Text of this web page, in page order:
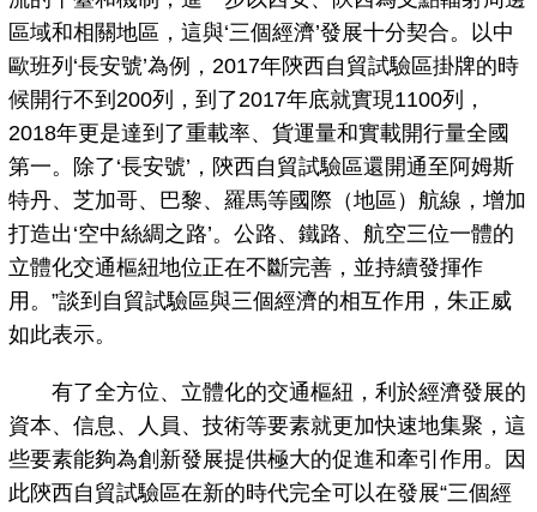
區域和相關地區，這與‘三個經濟’發展十分契合。以中
歐班列‘長安號’為例，2017年陝西自貿試驗區掛牌的時
候開行不到200列，到了2017年底就實現1100列，
2018年更是達到了重載率、貨運量和實載開行量全國
第一。除了‘長安號’，陝西自貿試驗區還開通至阿姆斯
特丹、芝加哥、巴黎、羅馬等國際（地區）航線，增加
打造出‘空中絲綢之路’。公路、鐵路、航空三位一體的
立體化交通樞紐地位正在不斷完善，並持續發揮作
用。”談到自貿試驗區與三個經濟的相互作用，朱正威
如此表示。
有了全方位、立體化的交通樞紐，利於經濟發展的
資本、信息、人員、技術等要素就更加快速地集聚，這
些要素能夠為創新發展提供極大的促進和牽引作用。因
此陝西自貿試驗區在新的時代完全可以在發展“三個經